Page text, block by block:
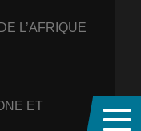
L’AFRIQUE
ET